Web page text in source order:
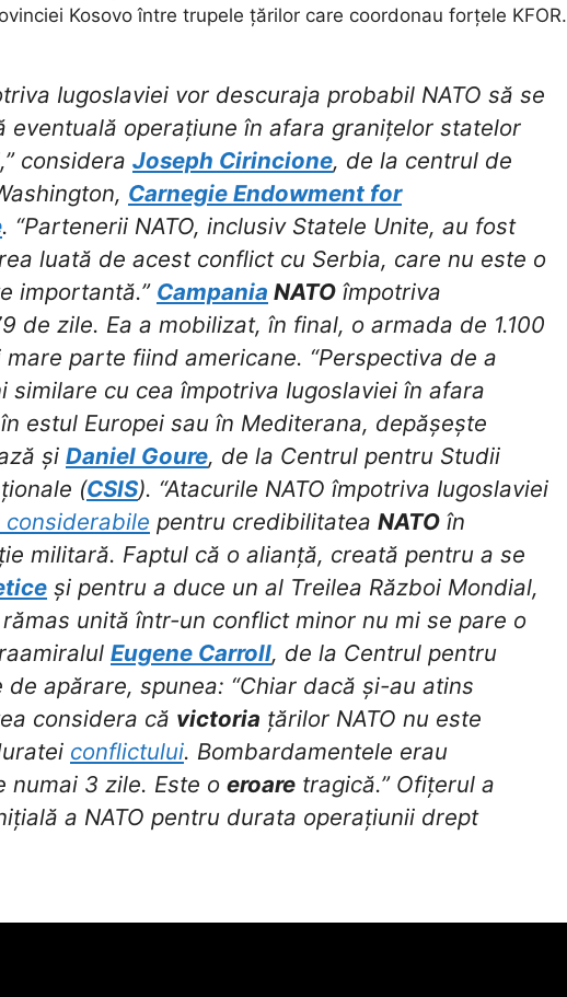
Kosovo între trupele țărilor care coordonau forțele KFOR.
Iugoslaviei vor descuraja probabil NATO să se
eventuală operațiune în afara granițelor statelor
considera Joseph Cirincione, de la centrul de
Carnegie Endowment for
. “Partenerii NATO, inclusiv Statele Unite, au fost
luată de acest conflict cu Serbia, care nu este o
importantă.” Campania NATO împotriva
de zile. Ea a mobilizat, în final, o armada de 1.100
parte fiind americane. “Perspectiva de a
similare cu cea împotriva Iugoslaviei în afara
estul Europei sau în Mediterana, depășește
și Daniel Goure, de la Centrul pentru Studii
(CSIS). “Atacurile NATO împotriva Iugoslaviei
considerabile pentru credibilitatea NATO în
militară. Faptul că o alianță, creată pentru a se
și pentru a duce un al Treilea Război Mondial,
unită într-un conflict minor nu mi se pare o
Eugene Carroll, de la Centrul pentru
apărare, spunea: “Chiar dacă și-au atins
considera că victoria țărilor NATO nu este
conflictului. Bombardamentele erau
numai 3 zile. Este o eroare tragică.” Ofițerul a
a NATO pentru durata operațiunii drept